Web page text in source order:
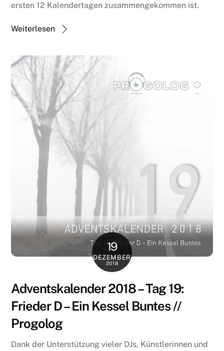
ersten 12 Kalendertagen zusammengekommen ist.
Weiterlesen
19
DEZEMBER
2018
Adventskalender 2018 – Tag 19:
Frieder D – Ein Kessel Buntes //
Progolog
Dank der Unterstützung vieler DJs, Künstlerinnen und